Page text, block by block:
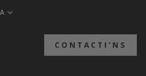
CONTACTI'NS